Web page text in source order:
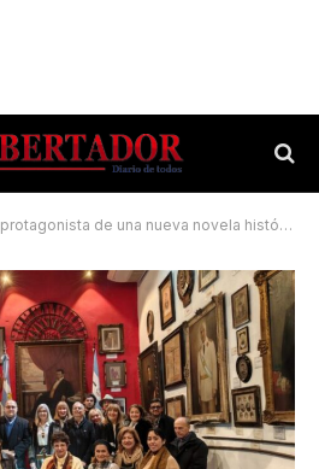
de una nueva novela histórica de Norma Guntren